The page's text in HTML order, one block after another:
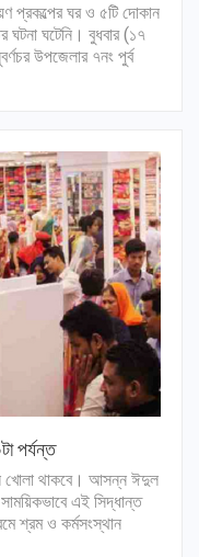
প্রকল্পের ঘর ও ৫টি দোকান
ঘটেনি। বুধবার (১৭
উপজেলার ৭নং পুর্ব
পর্যন্ত
খোলা থাকবে। আসন্ন ঈদুল
এই সিদ্ধান্ত
শ্রম ও কর্মসংস্থান